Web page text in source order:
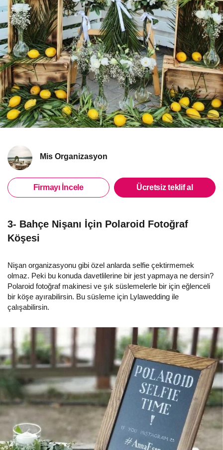
Mis Organizasyon
Firmayı İncele Ücretsiz teklif al
3- Bahçe Nişanı İçin Polaroid Fotoğraf
Köşesi
Nişan organizasyonu gibi özel anlarda selfie çektirmemek
olmaz. Peki bu konuda davetlilerine bir jest yapmaya ne dersin?
Polaroid fotoğraf makinesi ve şık süslemelerle bir için eğlenceli
bir köşe ayırabilirsin. Bu süsleme için Lylawedding ile
çalışabilirsin.